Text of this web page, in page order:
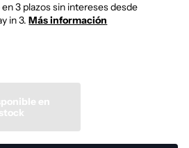
3 plazos sin intereses desde
in 3.Más información
en
stock